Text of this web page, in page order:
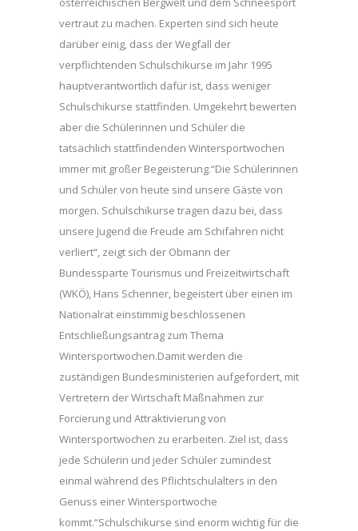
vertraut zu machen. Experten sind sich heute
darüber einig, dass der Wegfall der
verpflichtenden Schulschikurse im Jahr 1995
hauptverantwortlich dafür ist, dass weniger
Schulschikurse stattfinden. Umgekehrt bewerten
aber die Schülerinnen und Schüler die
tatsächlich stattfindenden Wintersportwochen
immer mit großer Begeisterung.“Die Schülerinnen
und Schüler von heute sind unsere Gäste von
morgen. Schulschikurse tragen dazu bei, dass
unsere Jugend die Freude am Schifahren nicht
verliert“, zeigt sich der Obmann der
Bundessparte Tourismus und Freizeitwirtschaft
(WKÖ), Hans Schenner, begeistert über einen im
Nationalrat einstimmig beschlossenen
Entschließungsantrag zum Thema
Wintersportwochen.Damit werden die
zuständigen Bundesministerien aufgefordert, mit
Vertretern der Wirtschaft Maßnahmen zur
Forcierung und Attraktivierung von
Wintersportwochen zu erarbeiten. Ziel ist, dass
jede Schülerin und jeder Schüler zumindest
einmal während des Pflichtschulalters in den
Genuss einer Wintersportwoche
kommt.“Schulschikurse sind enorm wichtig für die